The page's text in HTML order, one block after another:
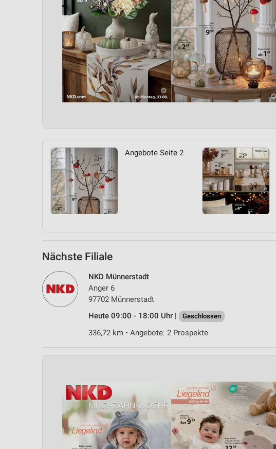
Angebote Seite 2
Nächste Filiale
NKD Münnerstadt
Anger 6
97702 Münnerstadt
Heute 09:00 - 18:00 Uhr |
Geschlossen
336,72 km • Angebote: 2 Prospekte